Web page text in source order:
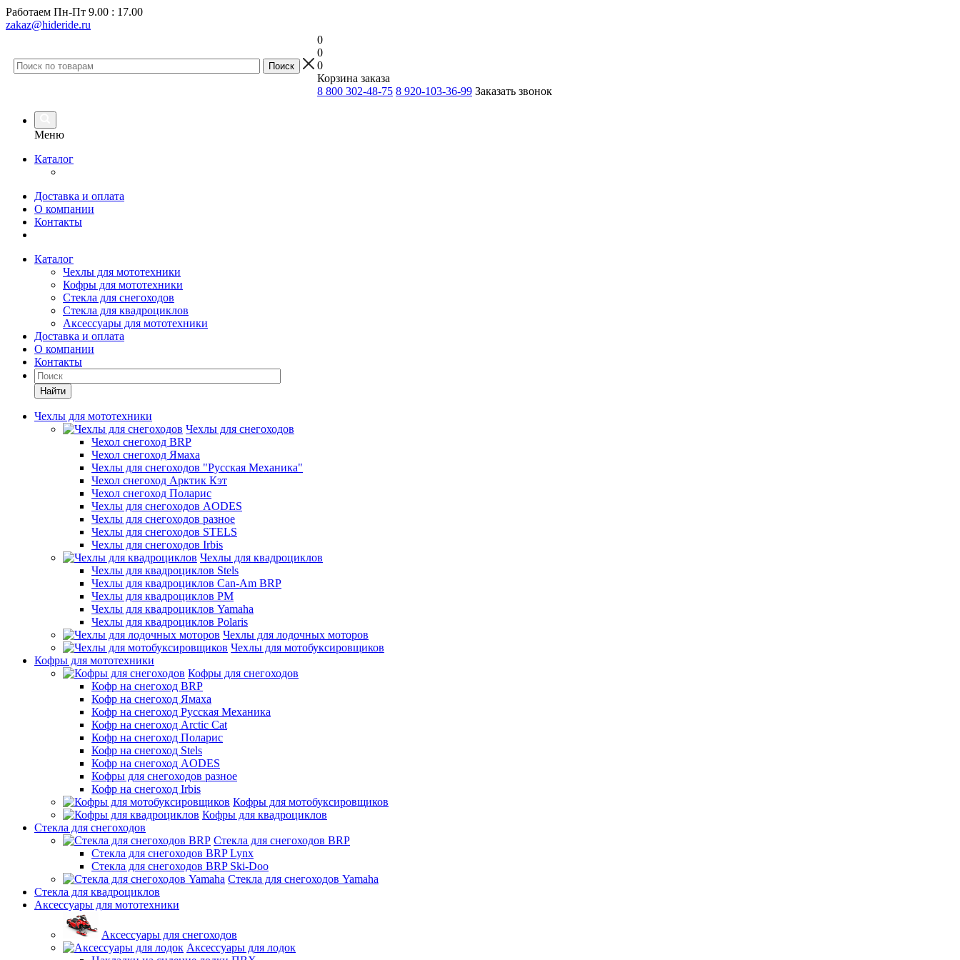
Работаем Пн-Пт 9.00 : 17.00
zakaz@hideride.ru
0
0
0
Корзина заказа
8 800 302-48-75 8 920-103-36-99 Заказать звонок
Меню
Каталог
Доставка и оплата
О компании
Контакты
Каталог
Чехлы для мототехники
Кофры для мототехники
Стекла для снегоходов
Стекла для квадроциклов
Аксессуары для мототехники
Доставка и оплата
О компании
Контакты
Найти
Чехлы для мототехники
Чехлы для снегоходов
Чехол снегоход BRP
Чехол снегоход Ямаха
Чехлы для снегоходов "Русская Механика"
Чехол снегоход Арктик Кэт
Чехол снегоход Поларис
Чехлы для снегоходов AODES
Чехлы для снегоходов разное
Чехлы для снегоходов STELS
Чехлы для снегоходов Irbis
Чехлы для квадроциклов
Чехлы для квадроциклов Stels
Чехлы для квадроциклов Can-Am BRP
Чехлы для квадроциклов РМ
Чехлы для квадроциклов Yamaha
Чехлы для квадроциклов Polaris
Чехлы для лодочных моторов
Чехлы для мотобуксировщиков
Кофры для мототехники
Кофры для снегоходов
Кофр на снегоход BRP
Кофр на снегоход Ямаха
Кофр на снегоход Русская Механика
Кофр на снегоход Arctic Cat
Кофр на снегоход Поларис
Кофр на снегоход Stels
Кофр на снегоход AODES
Кофры для снегоходов разное
Кофр на снегоход Irbis
Кофры для мотобуксировщиков
Кофры для квадроциклов
Стекла для снегоходов
Стекла для снегоходов BRP
Стекла для снегоходов BRP Lynx
Стекла для снегоходов BRP Ski-Doo
Стекла для снегоходов Yamaha
Стекла для квадроциклов
Аксессуары для мототехники
Аксессуары для снегоходов
Аксессуары для лодок